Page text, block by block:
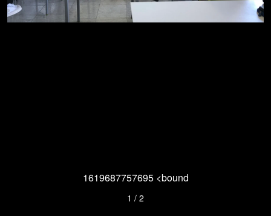
1619687757695 <bound
1 / 2